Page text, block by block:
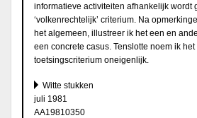
informatieve activiteiten afhankelijk wordt
‘volkenrechtelijk’ criterium. Na
het algemeen, illustreer ik het een en
een concrete casus. Tenslotte noem ik
toetsingscriterium oneigenlijk.
Witte stukken
juli 1981
AA19810350